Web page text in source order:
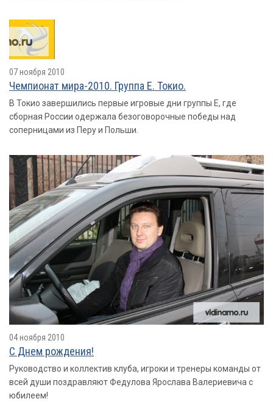
07 ноября 2010
Чемпионат мира-2010. Группа E. Токио.
В Токио завершились первые игровые дни группы Е, где
сборная России одержала безоговорочные победы над
соперницами из Перу и Польши.
04 ноября 2010
С Днем рождения!
Руководство и коллектив клуба, игроки и тренеры команды от
всей души поздравляют Федулова Ярослава Валериевича с
юбилеем!